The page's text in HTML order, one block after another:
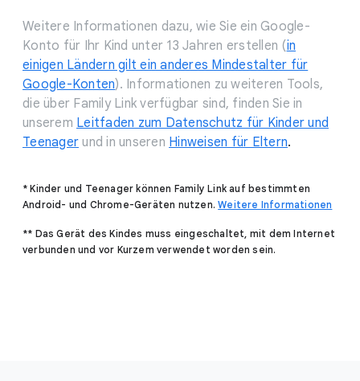
Weitere Informationen dazu, wie Sie ein Google-
Konto für Ihr Kind unter 13 Jahren erstellen (in
einigen Ländern gilt ein anderes Mindestalter für
Google-Konten). Informationen zu weiteren Tools,
die über Family Link verfügbar sind, finden Sie in
unserem Leitfaden zum Datenschutz für Kinder und
Teenager und in unseren Hinweisen für Eltern.
* Kinder und Teenager können Family Link auf bestimmten
Android- und Chrome-Geräten nutzen.Weitere Informationen
** Das Gerät des Kindes muss eingeschaltet, mit dem Internet
verbunden und vor Kurzem verwendet worden sein.